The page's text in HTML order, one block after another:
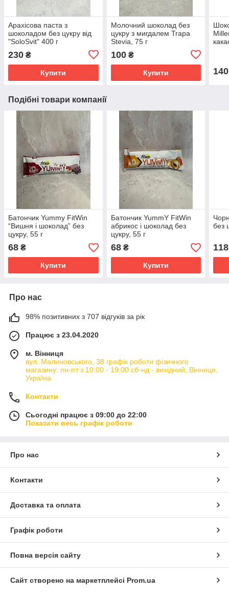
Арахісова паста з
шоколадом без цукру від
"SoloSvit" 400 г
230 ₴
Купити
Молочний шоколад без
цукру з мигдалем Trapa
Stevia, 75 г
100₴
Купити 140
Подібні товари компанії
Батончик Yummy FitWin
“Вишня і шоколад” без
цукру, 55 г
68 ₴
Купити
Батончик YummY FitWin
абрикос і шоколад без
цукру, 55 г
68₴
Купити
без
118
Про нас
98% позитивних з 707 відгуків за рік
Працює з 23.04.2020
м. Вінниця
вул. Малиновського, 38 графік роботи фізичного
магазину: пн-пт з 10:00 - 19:00 сб-нд - вихідний, Вінниця,
Україна
Контакти
Сьогодні працює з 09:00 до 22:00
Показати весь графік роботи
Про нас
Контакти
Доставка та оплата
Графік роботи
Повна версія сайту
Сайт створено на маркетплейсі Prom.ua